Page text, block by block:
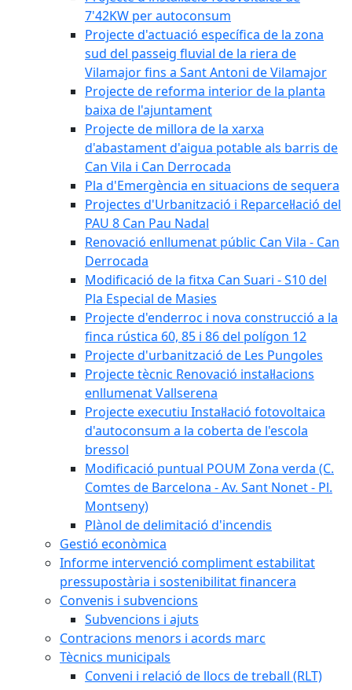
7'42KW per autoconsum
Projecte d'actuació específica de la zona
sud del passeig fluvial de la riera de
Vilamajor fins a Sant Antoni de Vilamajor
Projecte de reforma interior de la planta
baixa de l'ajuntament
Projecte de millora de la xarxa
d'abastament d'aigua potable als barris de
Can Vila i Can Derrocada
Pla d'Emergència en situacions de sequera
Projectes d'Urbanització i Reparcel·lació del
PAU 8 Can Pau Nadal
Renovació enllumenat públic Can Vila - Can
Derrocada
Modificació de la fitxa Can Suari - S10 del
Pla Especial de Masies
Projecte d'enderroc i nova construcció a la
finca rústica 60, 85 i 86 del polígon 12
Projecte d'urbanització de Les Pungoles
Projecte tècnic Renovació instal·lacions
enllumenat Vallserena
Projecte executiu Instal·lació fotovoltaica
d'autoconsum a la coberta de l'escola
bressol
Modificació puntual POUM Zona verda (C.
Comtes de Barcelona - Av. Sant Nonet - Pl.
Montseny)
Plànol de delimitació d'incendis
Gestió econòmica
Informe intervenció compliment estabilitat
pressupostària i sostenibilitat financera
Convenis i subvencions
Subvencions i ajuts
Contracions menors i acords marc
Tècnics municipals
Conveni i relació de llocs de treball (RLT)